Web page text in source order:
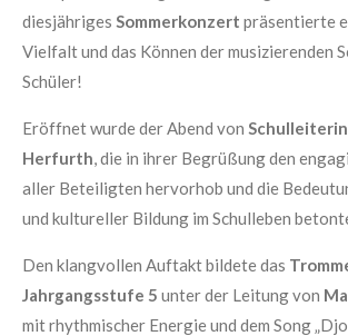
diesjähriges Sommerkonzert präsentierte
Vielfalt und das Können der musizierenden
Schüler!
Eröffnet wurde der Abend von Schulleiterin
Herfurth, die in ihrer Begrüßung den
aller Beteiligten hervorhob und die
und kultureller Bildung im Schulleben
Den klangvollen Auftakt bildete das
Jahrgangsstufe 5 unter der Leitung von
mit rhythmischer Energie und dem Song